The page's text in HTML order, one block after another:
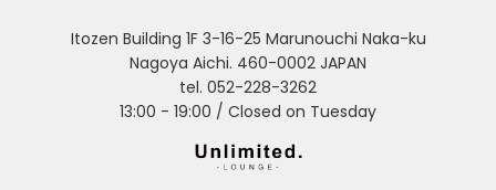
Itozen Building 1F 3-16-25 Marunouchi Naka-ku
Nagoya Aichi. 460-0002 JAPAN
tel. 052-228-3262
13:00 - 19:00 / Closed on Tuesday